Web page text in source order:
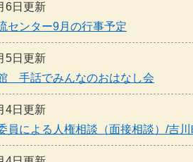
6日更新
センター9月の行事予定
5日更新
手話でみんなのおはなし会
4日更新
員による人権相談（面接相談）/吉